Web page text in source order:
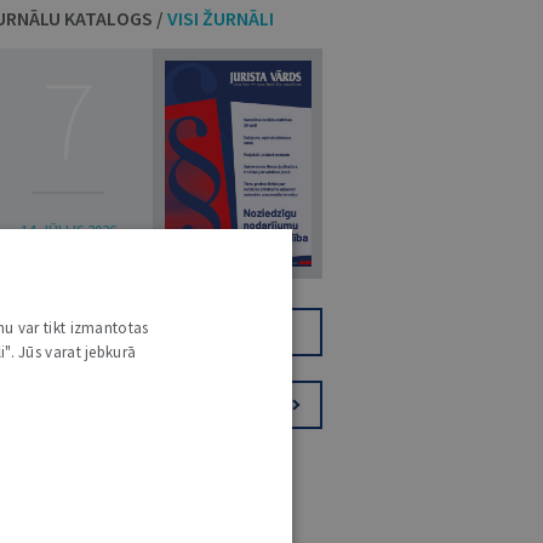
KATALOGS /VISI ŽURNĀLI
14. JŪLIJS 2026
TIKAI DIGITĀLI
var tikt izmantotas
Jūs varat jebkurā